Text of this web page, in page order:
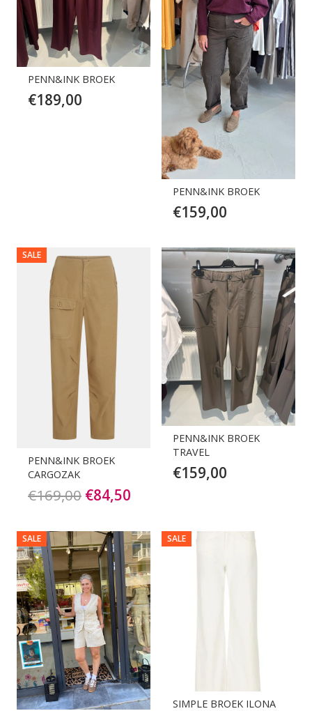
PENN&INK BROEK
€189,00
PENN&INK BROEK
€159,00
SALE
PENN&INK BROEK
CARGOZAK
€169,00 Oorspronkelijke
was:
€169,00.
€84,50
is:
€84,50.
PENN&INK BROEK
TRAVEL
€159,00
SALE SALE
SIMPLE BROEK ILONA